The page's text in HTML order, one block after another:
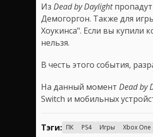
Из Dead by Daylight
Демогоргон. Также для
Хоукинса". Если вы купили
нельзя.
В честь этого события,
На данный момент Dead by
Switch и мобильных
Тэги: ПК PS4 Игры Xbox One